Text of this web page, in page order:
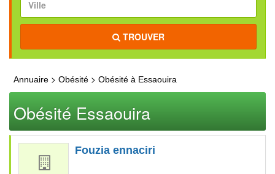
TROUVER
Annuaire > Obésité > Obésité à Essaouira
Obésité Essaouira
Fouzia ennaciri